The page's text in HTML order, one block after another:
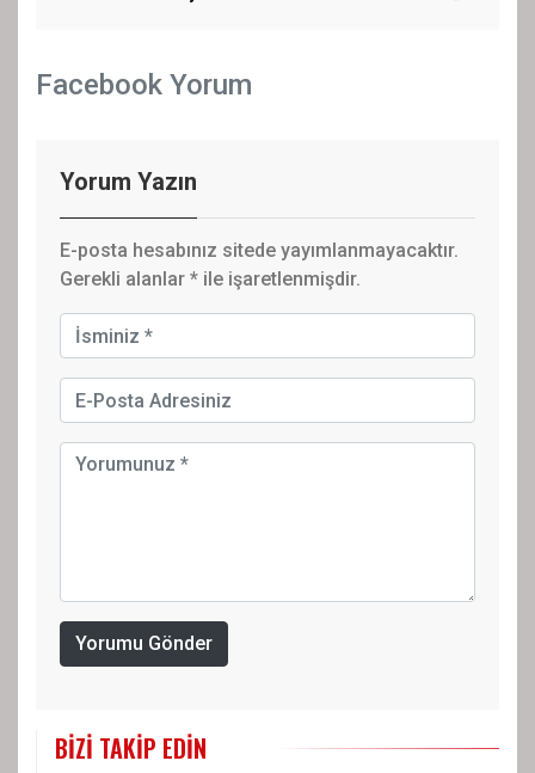
Facebook Yorum
Yorum Yazın
E-posta hesabınız sitede yayımlanmayacaktır.
Gerekli alanlar * ile işaretlenmişdir.
Yorumu Gönder
BIZI TAKIP EDIN